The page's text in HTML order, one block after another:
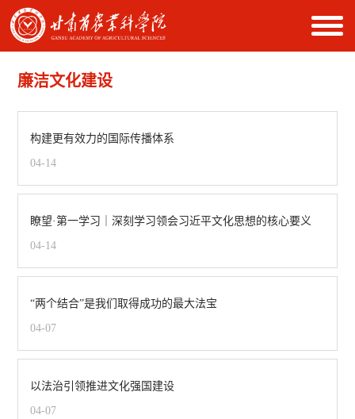
廉洁文化建设
构建更有效力的国际传播体系
04-14
瞭望·第一学习｜深刻学习领会习近平文化思想的核心要义
04-14
“两个结合”是我们取得成功的最大法宝
04-07
以法治引领推进文化强国建设
04-07